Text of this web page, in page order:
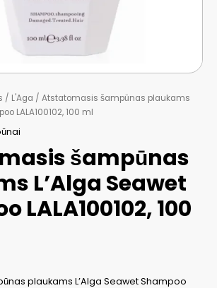
/ L'Aga / Atstatomasis šampūnas plaukams
LALA100102, 100 ml
šampūnas
L’Alga Seawet
LALA100102, 100
plaukams L’Alga Seawet Shampoo